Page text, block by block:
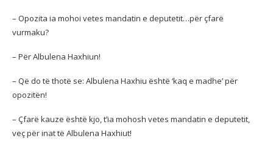
– Opozita ia mohoi vetes mandatin e deputetit…për çfarë
vurmaku?
– Për Albulena Haxhiun!
– Që do të thotë se: Albulena Haxhiu është ‘kaq e madhe’ për
opozitën!
– Çfarë kauze është kjo, t’ia mohosh vetes mandatin e deputetit,
veç për inat të Albulena Haxhiut!